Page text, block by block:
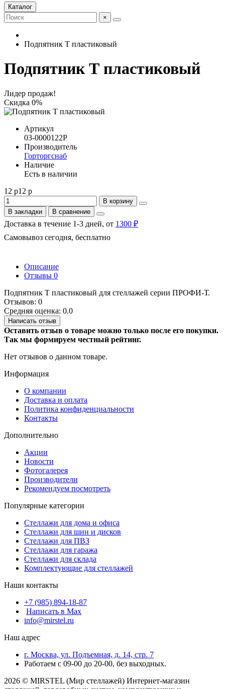
Каталог
×
Подпятник Т пластиковый
Подпятник Т пластиковый
Лидер продаж!
Скидка 0%
Артикул
03-0000122P
Производитель
Горторгснаб
Наличие
Есть в наличии
12 р12 р
В корзину
В закладки
В сравнение
Доставка в течение 1-3 дней, от 1300 ₽
Самовывоз сегодня, бесплатно
Описание
Отзывы 0
Подпятник Т пластиковый для стеллажей серии ПРОФИ-Т.
Отзывов: 0
Средняя оценка: 0.0
Написать отзыв
Оставить отзыв о товаре можно только после его покупки.
Так мы формируем честный рейтинг.
Нет отзывов о данном товаре.
Информация
О компании
Доставка и оплата
Политика конфиденциальности
Контакты
Дополнительно
Акции
Новости
Фотогалерея
Производители
Рекомендуем посмотреть
Популярные категории
Стеллажи для дома и офиса
Стеллажи для шин и дисков
Стеллажи для ПВЗ
Стеллажи для гаража
Стеллажи для склада
Комплектующие для стеллажей
Наши контакты
+7 (985) 894-18-87
Написать в Max
info@mirstel.ru
Наш адрес
г. Москва, ул. Подъемная, д. 14, стр. 7
Работаем с 09-00 до 20-00, без выходных.
2026 © MIRSTEL (Мир стеллажей) Интернет-магазин